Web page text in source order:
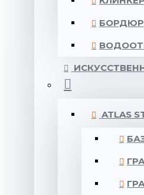
БОРДЮР
ATLAS